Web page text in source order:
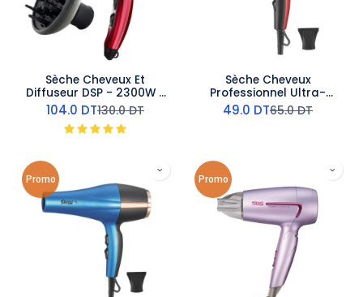
Sèche Cheveux Et
Diffuseur DSP - 2300W -
Rouge
104.0 DT130.0DT
Sèche Cheveux
Professionnel Ultra-
Puissant DSP - 1600 W -
Rouge
49.0 DT65.0DT
Promo Promo